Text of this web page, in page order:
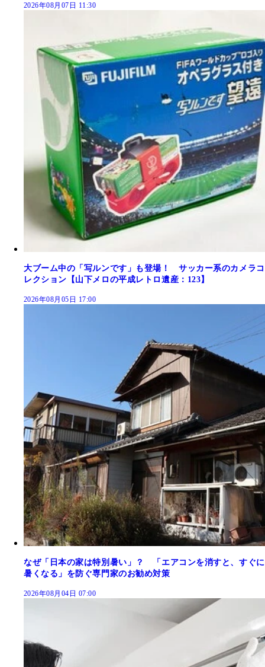
2026年08月07日 11:30
大ブーム中の「写ルンです」も登場！ サッカー系のカメラコ
レクション【山下メロの平成レトロ遺産：123】
2026年08月05日 17:00
なぜ「日本の家は特別暑い」？ 「エアコンを消すと、すぐに
暑くなる」を防ぐ専門家のお勧め対策
2026年08月04日 07:00